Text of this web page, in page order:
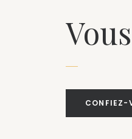
CONFIEZ-